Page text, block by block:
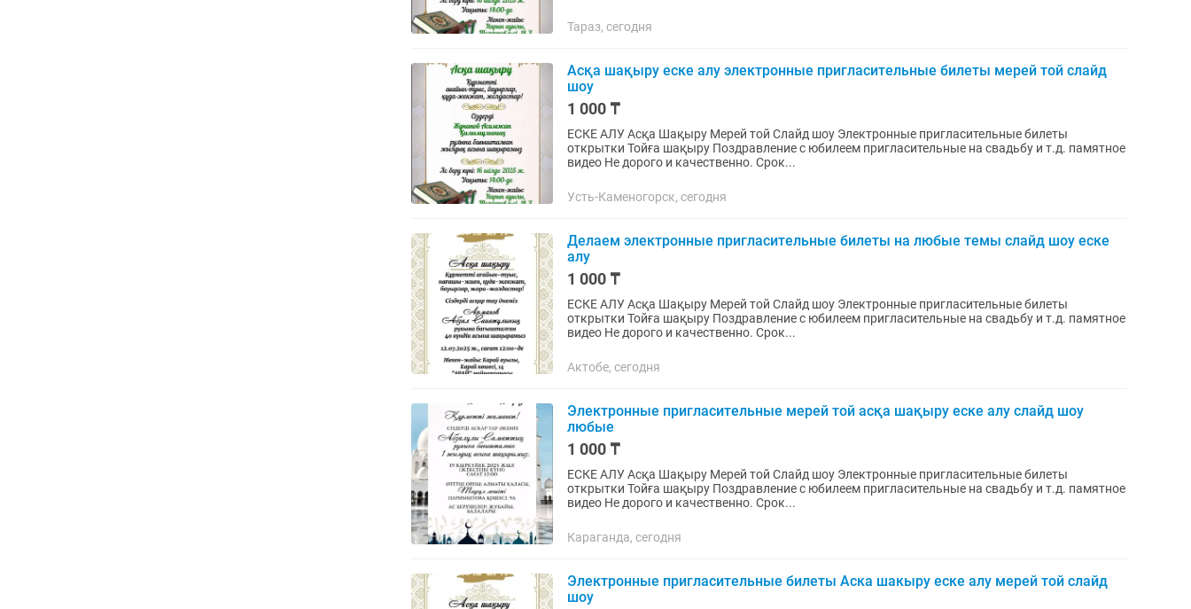
Тараз, сегодня
Асқа шақыру еске алу электронные пригласительные билеты мерей той слайд
шоу
1 000 ₸
ЕСКЕ АЛУ Асқа Шақыру Мерей той Слайд шоу Электронные пригласительные билеты
открытки Тойға шақыру Поздравление с юбилеем пригласительные на свадьбу и т.д. памятное
видео Не дорого и качественно. Срок...
Усть-Каменогорск, сегодня
Делаем электронные пригласительные билеты на любые темы слайд шоу еске
алу
1 000 ₸
ЕСКЕ АЛУ Асқа Шақыру Мерей той Слайд шоу Электронные пригласительные билеты
открытки Тойға шақыру Поздравление с юбилеем пригласительные на свадьбу и т.д. памятное
видео Не дорого и качественно. Срок...
Актобе, сегодня
Электронные пригласительные мерей той асқа шақыру еске алу слайд шоу
любые
1 000 ₸
ЕСКЕ АЛУ Асқа Шақыру Мерей той Слайд шоу Электронные пригласительные билеты
открытки Тойға шақыру Поздравление с юбилеем пригласительные на свадьбу и т.д. памятное
видео Не дорого и качественно. Срок...
Караганда, сегодня
Электронные пригласительные билеты Аска шакыру еске алу мерей той слайд
шоу